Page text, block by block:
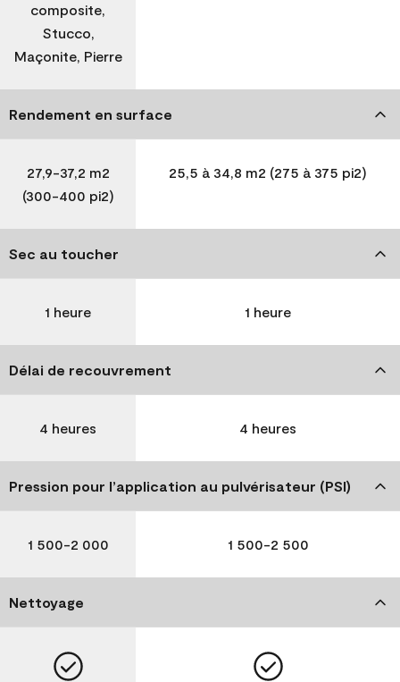
composite,
Stucco,
Maçonite, Pierre
Rendement en surface
27,9-37,2 m2
(300-400 pi2)
25,5 à 34,8 m2 (275 à 375 pi2)
Sec au toucher
1 heure 1 heure
Délai de recouvrement
4 heures 4 heures
Pression pour l’application au pulvérisateur (PSI)
1 500-2 000 1 500-2 500
Nettoyage